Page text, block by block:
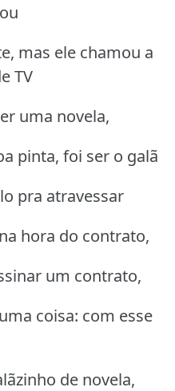
mas ele chamou a
TV
uma novela,
pinta, foi ser o galã
pra atravessar
hora do contrato,
um contrato,
coisa: com esse
de novela,